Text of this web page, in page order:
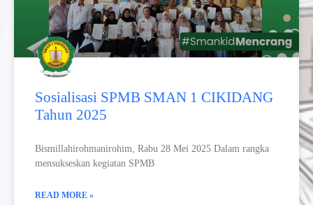
Sosialisasi SPMB SMAN 1 CIKIDANG
Tahun 2025
Bismillahirohmanirohim, Rabu 28 Mei 2025 Dalam rangka
mensukseskan kegiatan SPMB
READ MORE »